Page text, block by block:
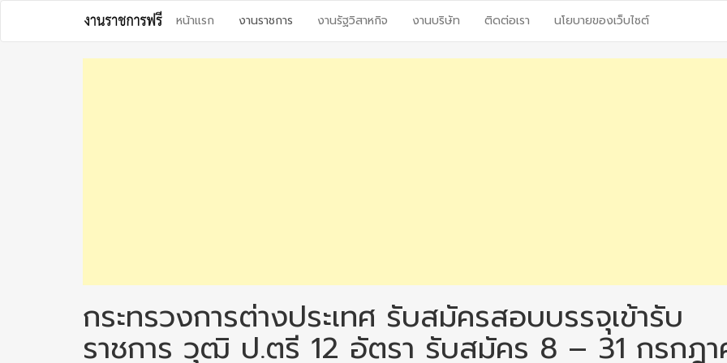
content
หน้าแรก งานราชการ งานรัฐวิสาหกิจ งานบริษัท ติดต่อเรา นโยบายของเว็บไซต์
กระทรวงการต่างประเทศ รับสมัครสอบบรรจุเข้ารับ
ราชการ วุฒิ ป.ตรี 12 อัตรา รับสมัคร 8 – 31 กรกฎ